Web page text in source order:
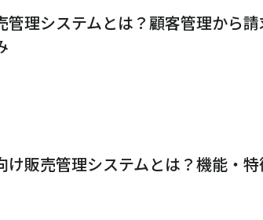
管理システムとは？顧客管理から請
け販売管理システムとは？機能・